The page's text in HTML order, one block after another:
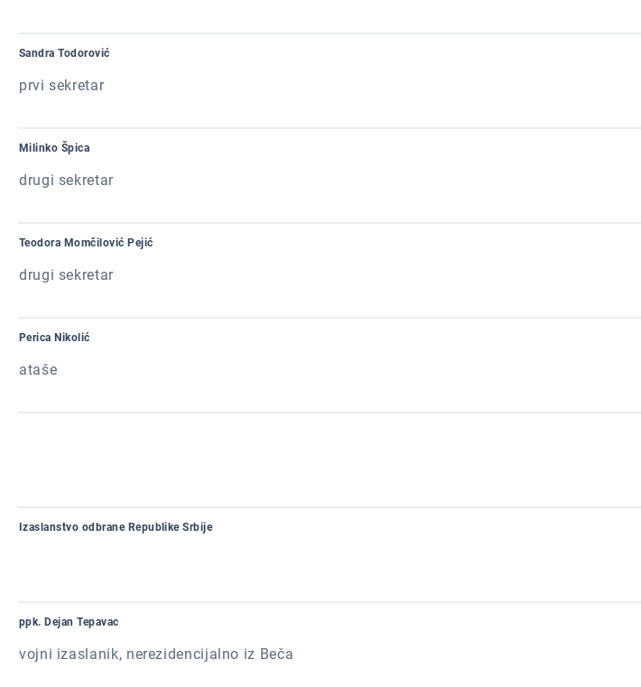
Sandra Todorović
prvi sekretar
Milinko Špica
drugi sekretar
Teodora Momčilović Pejić
drugi sekretar
Perica Nikolić
ataše
Izaslanstvo odbrane Republike Srbije
ppk. Dejan Tepavac
vojni izaslanik, nerezidencijalno iz Beča